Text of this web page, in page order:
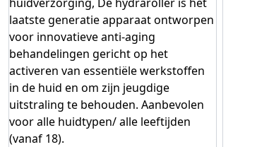
laatste generatie apparaat ontworpen
voor innovatieve anti-aging
behandelingen gericht op het
activeren van essentiële werkstoffen
in de huid en om zijn jeugdige
uitstraling te behouden. Aanbevolen
voor alle huidtypen/ alle leeftijden
(vanaf 18).